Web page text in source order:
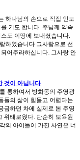
하나님의 손으로 직접 인도
기도 합니다. 주님께 약속
도 이땅에 보내셨습니다.
하였습니다 그사랑으로 선
어주라하십니다. 그사랑 안
것이 아닙니다
통하여서 방화동의 주영광
들의 삶이 힘들고 어렵다는
금하던 차에 실제로 본 주영
위태로웠다. 단순히 보육원
의 아이들이 가진 사연은 너